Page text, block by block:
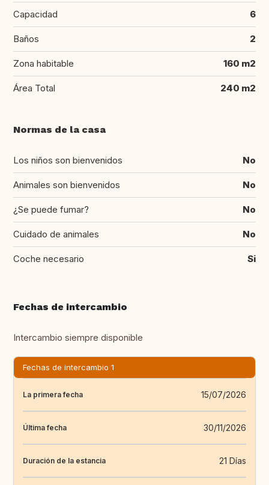
Capacidad 6
Baños 2
Zona habitable 160 m2
Área Total 240 m2
Normas de la casa
Los niños son bienvenidos No
Animales son bienvenidos No
¿Se puede fumar? No
Cuidado de animales No
Coche necesario Si
Fechas de intercambio
Intercambio siempre disponible
Fechas de intercambio 1
La primera fecha 15/07/2026
Última fecha 30/11/2026
Duración de la estancia 21 Días